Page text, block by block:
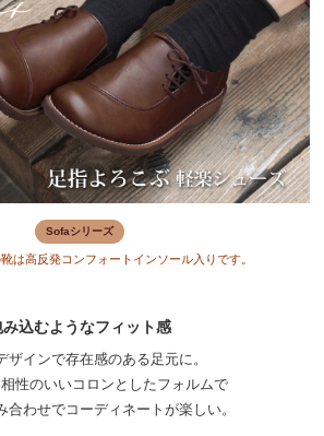
Sofaシリーズ
は高反発コンフォートインソール入りです。
み込むようなフィット感
ザインで存在感のある足元に。
性のいいコロンとしたフォルムで
合わせでコーディネートが楽しい。